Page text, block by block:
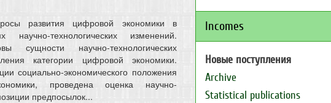
развития цифровой экономики в
технологических изменений.
сущности научно-технологических
категории цифровой экономики.
социально-экономического положения
проведена оценка научно-
предпосылок...
Incomes
Новые поступления
Archive
Statistical publications